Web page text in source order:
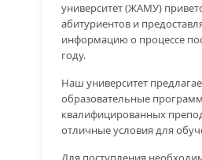
университет (ЖАМУ)
абитуриентов и
информацию о процессе
году.
Наш университет
образовательные
квалифицированных
отличные условия для